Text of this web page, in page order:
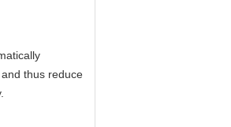
thus reduce